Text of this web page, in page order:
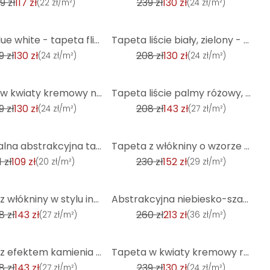
(22 zł/m²) (24 zł/m²)
Floral blue white - tapeta flizelinowa Country House A.S. Création - matowa i lekko teksturowana
zł130 zł(24 zł/m²)
Tapeta liście biały, zielony - nowoczesna tapeta z włókniny z wzorem liści palmowych
208 zł130 zł(24 zł/m²)
Tapeta w kwiaty kremowy niebieski - tapeta flizelinowa wiejski dom A.S. Création - matowa, jasna fak
zł130 zł(24 zł/m²)
Tapeta liście palmy różowy, złoty - tapeta z włókniny liście, tapeta z roślinnym wzorem
208 zł143 zł(27 zł/m²)
Industrialna abstrakcyjna tapeta antracytowa z metalicznymi akcentami teksturowana tapeta typu peel
zł109 zł(20 zł/m²)
Tapeta z włókniny o wzorze miedzi tapeta z włókniny o wyglądzie tynku w stylu vintage czarna do kuch
230 zł152 zł(29 zł/m²)
Tapeta z włókniny w stylu industrialnym miedź, czerń, srebro rdza tapeta z efektem metalicznym
zł143 zł(27 zł/m²)
Abstrakcyjna niebiesko-szara fototapeta z włókniny Livingwalls - matowa i gładka
260 zł213 zł(36 zł/m²)
Tapeta z efektem kamienia szara nowoczesna tapeta 3D z włókniny - tapeta z efektem kamienia do kuchn
Tapeta w kwiaty kremowy róż - tapeta z włókniny Country House A.S. Création - matowa, jasna faktura